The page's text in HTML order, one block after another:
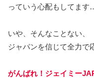
っていう心配もしてます
いや、そんなことない、
ジャパンを信じて全力で
がんばれ！ジェイミー